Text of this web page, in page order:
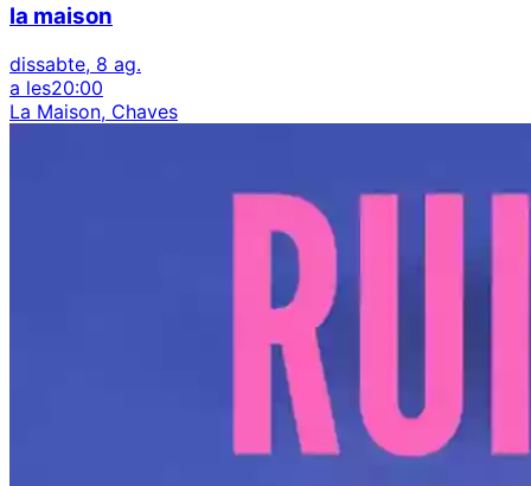
la maison
dissabte, 8 ag.
a les20:00
La Maison, Chaves